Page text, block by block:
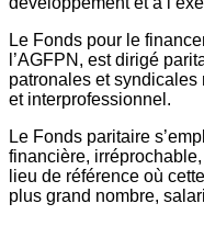
Le Fonds pour le
l’AGFPN, est dirigé
patronales et syndicales
et interprofessionnel.
Le Fonds paritaire
financière,
lieu de référence où
plus grand nombre,